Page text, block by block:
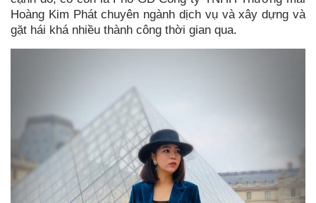
Hoàng Kim Phát chuyên ngành dịch vụ và xây dựng và
gặt hái khá nhiều thành công thời gian qua.